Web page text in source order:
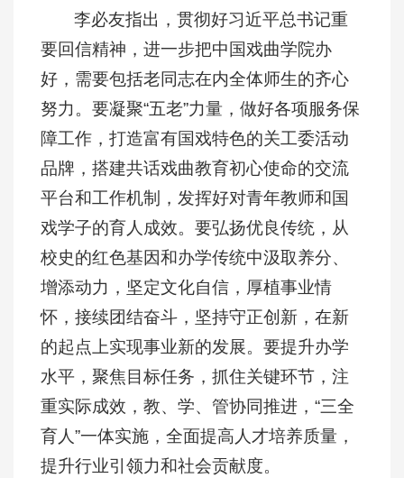
李必友指出，贯彻好习近平总书记重
要回信精神，进一步把中国戏曲学院办
好，需要包括老同志在内全体师生的齐心
努力。要凝聚“五老”力量，做好各项服务保
障工作，打造富有国戏特色的关工委活动
品牌，搭建共话戏曲教育初心使命的交流
平台和工作机制，发挥好对青年教师和国
戏学子的育人成效。要弘扬优良传统，从
校史的红色基因和办学传统中汲取养分、
增添动力，坚定文化自信，厚植事业情
怀，接续团结奋斗，坚持守正创新，在新
的起点上实现事业新的发展。要提升办学
水平，聚焦目标任务，抓住关键环节，注
重实际成效，教、学、管协同推进，“三全
育人”一体实施，全面提高人才培养质量，
提升行业引领力和社会贡献度。